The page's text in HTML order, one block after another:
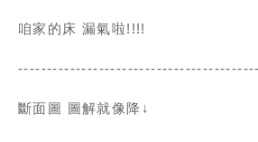
咱家的床 漏氣啦!!!!
斷面圖 圖解就像降↓